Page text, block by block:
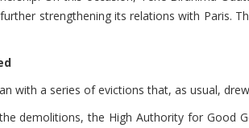
strengthening its relations with Paris.
with a series of evictions that, as usual,
demolitions, the High Authority for Good